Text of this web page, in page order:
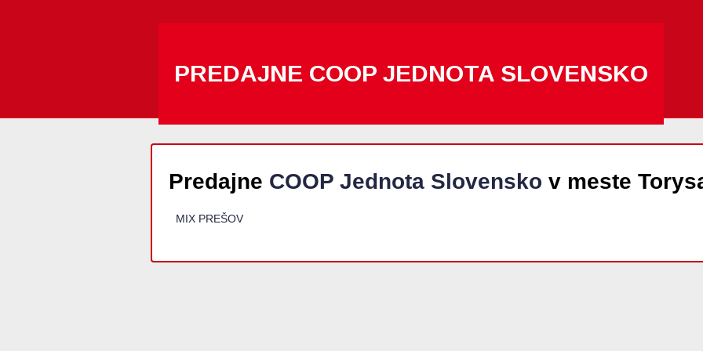
PREDAJNE COOP JEDNOTA SLOVENSKO
Predajne COOP Jednota Slovensko v meste
MIX PREŠOV